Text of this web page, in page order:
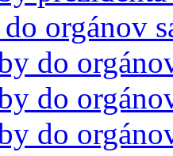
orgánov
do
do
do